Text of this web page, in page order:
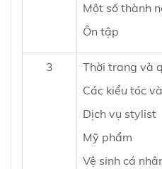
Một số thành
Ôn tập
3
Thời trang và
Các kiểu tóc
Dịch vụ stylist
Mỹ phẩm
Vệ sinh cá